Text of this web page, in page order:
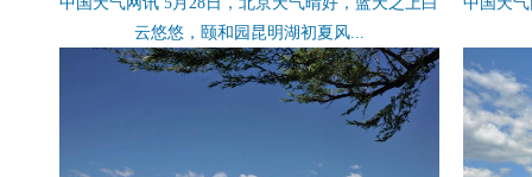
云悠悠，颐和园昆明湖初夏风...